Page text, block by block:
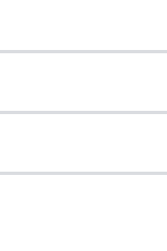
perfecteur Skin